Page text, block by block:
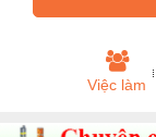
Việc làm